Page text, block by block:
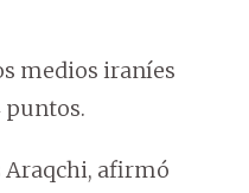
medios iraníes
puntos.
Araqchi, afirmó